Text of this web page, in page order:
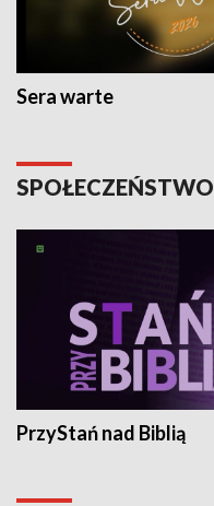
Sera warte
SPOŁECZEŃSTWO
PrzyStań nad Biblią